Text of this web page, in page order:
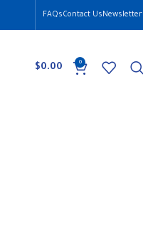
Newsletter
Contact Us
FAQs
0
$0.00